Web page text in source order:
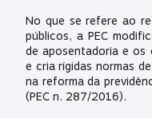
No que se refere ao
públicos, a PEC
de aposentadoria e
e cria rígidas normas
na reforma da
(PEC n. 287/2016).